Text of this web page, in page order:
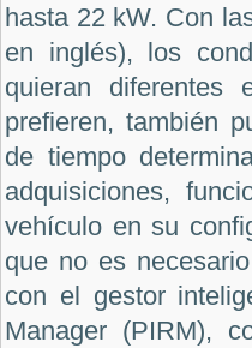
hasta 22 kW. Con
en inglés), los
quieran diferentes
prefieren, también
de tiempo
adquisiciones,
vehículo en su
que no es
con el gestor
Manager (PIRM),